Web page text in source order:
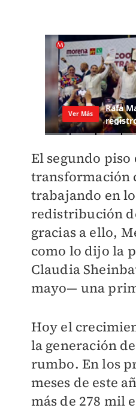
El segundo
transformación
trabajando en
redistribución
gracias a ello,
como lo dijo la
Claudia
mayo— una
Hoy el
la generación
rumbo. En los
meses de este
más de 278 mil